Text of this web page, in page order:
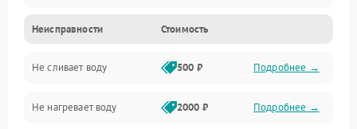
Управление
Электропитание
Датчики
Неисправности Стоимость
Не сливает воду 500 ₽ Подробнее →
Не нагревает воду 2000 ₽ Подробнее →